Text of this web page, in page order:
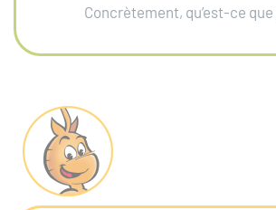
Concrètement, qu’est-ce